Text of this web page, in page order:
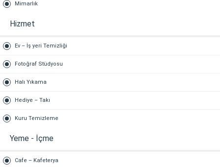
Mimarlık
Hizmet
Ev – İş yeri Temizliği
Fotoğraf Stüdyosu
Halı Yıkama
Hediye – Takı
Kuru Temizleme
Yeme - İçme
Cafe – Kafeterya